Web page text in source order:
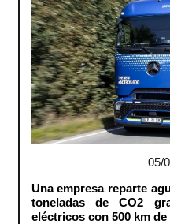
05/
Una empresa reparte
toneladas de CO2
eléctricos con 500 km